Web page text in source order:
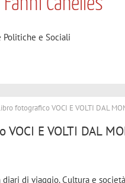
Canelles
e Sociali
fotografico VOCI E VOLTI DAL
E VOLTI DAL
di viaggio. Cultura e